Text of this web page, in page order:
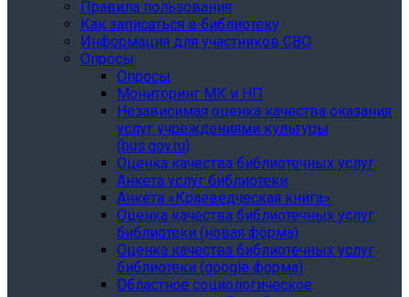
Правила пользования
Как записаться в библиотеку
Информация для участников СВО
Опросы
Опросы
Мониторинг МК и НП
Независимая оценка качества оказания
услуг учреждениями культуры
(bus.gov.ru)
Оценка качества библиотечных услуг
Анкета услуг библиотеки
Анкета «Краеведческая книга»
Oценка качества библиотечных услуг
библиотеки (новая форма)
Oценка качества библиотечных услуг
библиотеки (google форма)
Областное социологическое